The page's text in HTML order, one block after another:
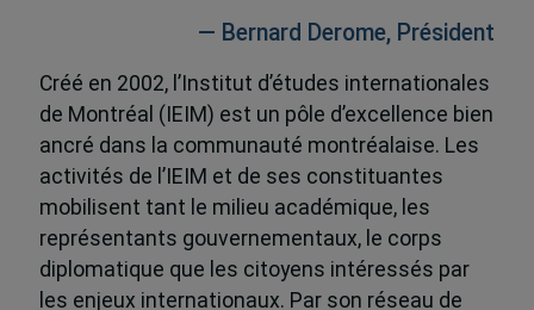
— Bernard Derome, Président
Créé en 2002, l’Institut d’études internationales
de Montréal (IEIM) est un pôle d’excellence bien
ancré dans la communauté montréalaise. Les
activités de l’IEIM et de ses constituantes
mobilisent tant le milieu académique, les
représentants gouvernementaux, le corps
diplomatique que les citoyens intéressés par
les enjeux internationaux. Par son réseau de